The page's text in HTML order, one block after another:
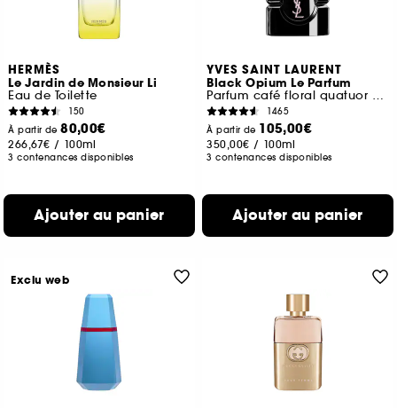
HERMÈS
Le Jardin de Monsieur Li
Eau de Toilette
150
À partir de80,00€
266,67€ / 100ml
3 contenances disponibles
Ajouter au panier
YVES SAINT LAURENT
Black Opium Le Parfum
Parfum café floral quatuor de vanilles pour femme
1465
À partir de 105,00€
350,00€ / 100ml
3 contenances disponibles
Ajouter au panier
Exclu web